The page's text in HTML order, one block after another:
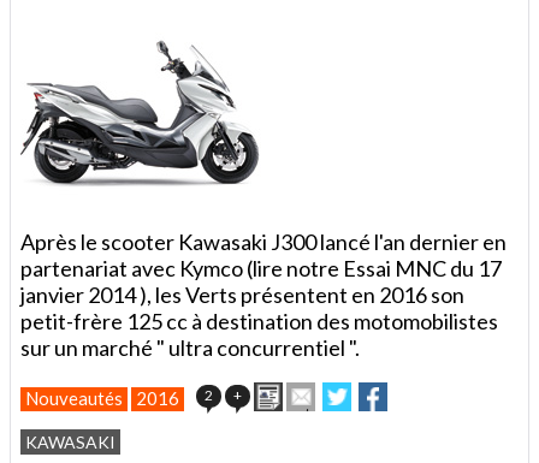
Après le scooter Kawasaki J300 lancé l'an dernier en
partenariat avec Kymco (lire notre Essai MNC du 17
janvier 2014 ), les Verts présentent en 2016 son
petit-frère 125 cc à destination des motomobilistes
sur un marché " ultra concurrentiel ".
Nouveautés 2016 2 + ImprimerEnvoyer
cet
Partager
sur
sur
KAWASAKI